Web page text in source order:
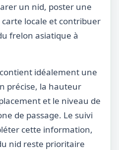
un nid, poster une
locale et contribuer
frelon asiatique à
idéalement une
précise, la hauteur
et le niveau de
de passage. Le suivi
cette information,
nid reste prioritaire